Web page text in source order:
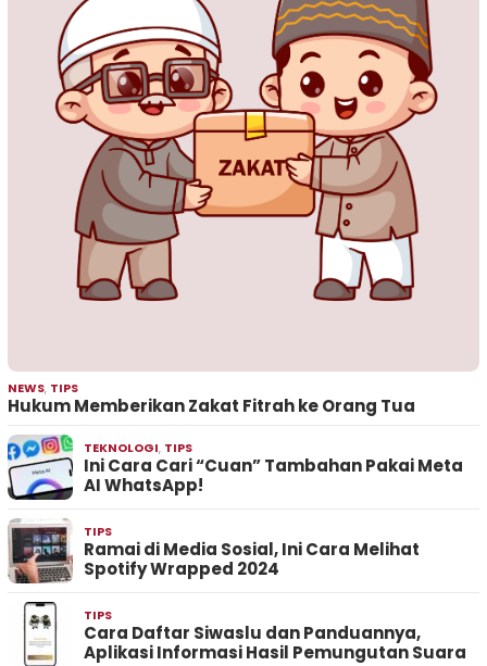
NEWS, TIPS
Hukum Memberikan Zakat Fitrah ke Orang Tua
TEKNOLOGI, TIPS
Ini Cara Cari “Cuan” Tambahan Pakai Meta
AI WhatsApp!
TIPS
Ramai di Media Sosial, Ini Cara Melihat
Spotify Wrapped 2024
TIPS
Cara Daftar Siwaslu dan Panduannya,
Aplikasi Informasi Hasil Pemungutan Suara